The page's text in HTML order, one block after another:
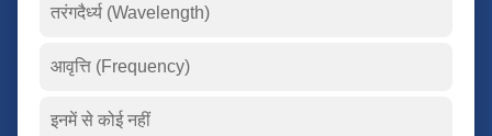
तरंगदैर्ध्य (Wavelength)
आवृत्ति (Frequency)
इनमें से कोई नहीं